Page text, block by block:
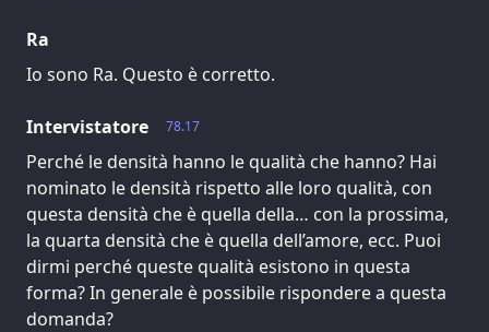
Ra
Io sono Ra. Questo è corretto.
78.17
Intervistatore
Perché le densità hanno le qualità che hanno? Hai
nominato le densità rispetto alle loro qualità, con
questa densità che è quella della… con la prossima,
la quarta densità che è quella dell’amore, ecc. Puoi
dirmi perché queste qualità esistono in questa
forma? In generale è possibile rispondere a questa
domanda?